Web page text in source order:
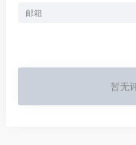
暂无